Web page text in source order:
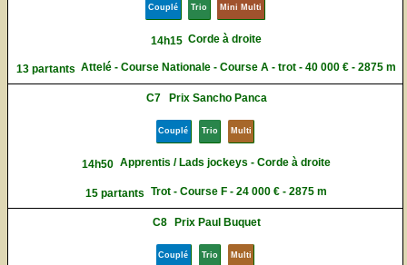
Couplé Trio Mini Multi
14h15 Corde à droite
13 partants Attelé - Course Nationale - Course A - trot - 40 000 € - 2875 m
C7 Prix Sancho Panca
Couplé Trio Multi
14h50 Apprentis / Lads jockeys - Corde à droite
15 partants Trot - Course F - 24 000 € - 2875 m
C8 Prix Paul Buquet
Couplé Trio Multi